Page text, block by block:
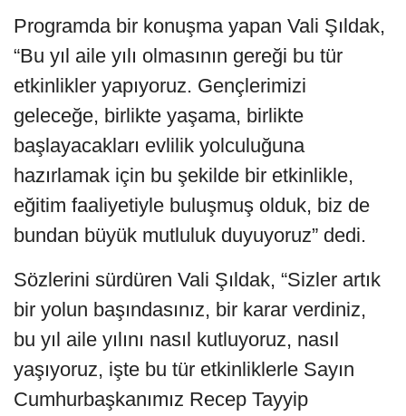
Programda bir konuşma yapan Vali Şıldak,
“Bu yıl aile yılı olmasının gereği bu tür
etkinlikler yapıyoruz. Gençlerimizi
geleceğe, birlikte yaşama, birlikte
başlayacakları evlilik yolculuğuna
hazırlamak için bu şekilde bir etkinlikle,
eğitim faaliyetiyle buluşmuş olduk, biz de
bundan büyük mutluluk duyuyoruz” dedi.
Sözlerini sürdüren Vali Şıldak, “Sizler artık
bir yolun başındasınız, bir karar verdiniz,
bu yıl aile yılını nasıl kutluyoruz, nasıl
yaşıyoruz, işte bu tür etkinliklerle Sayın
Cumhurbaşkanımız Recep Tayyip